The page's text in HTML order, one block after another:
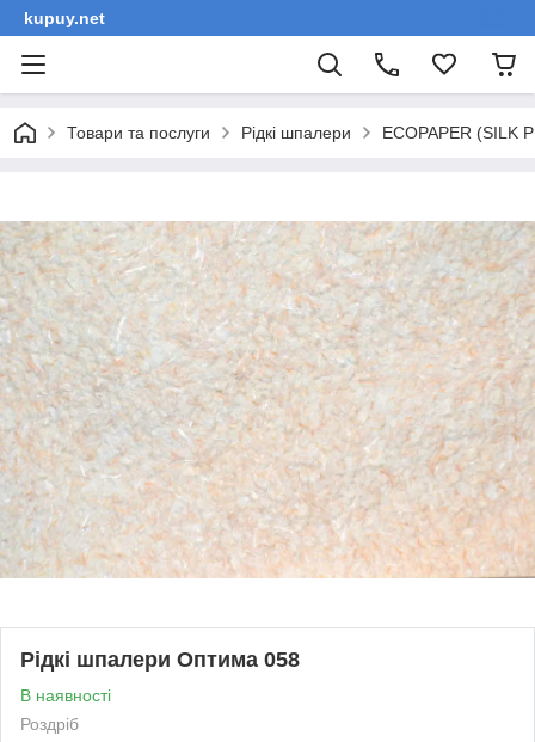
kupuy.net
Товари та послуги Рідкі шпалери ECOPAPER (SILK
Рідкі шпалери Оптима 058
В наявності
Роздріб